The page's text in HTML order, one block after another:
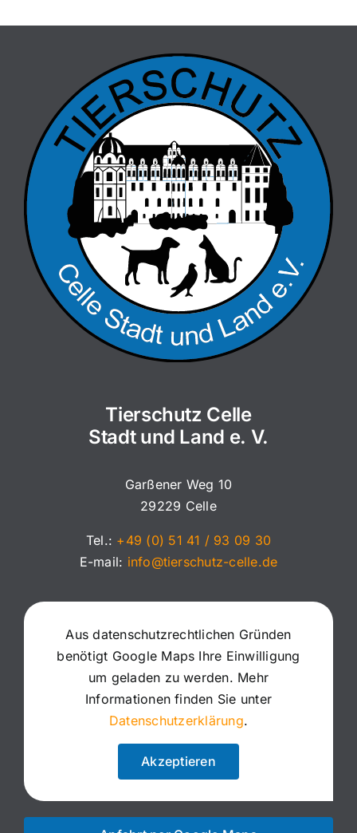
Tierschutz Celle
Stadt und Land e. V.
Garßener Weg 10
29229 Celle
Tel.: +49 (0) 51 41 / 93 09 30
E-mail: info@tierschutz-celle.de
Aus datenschutzrechtlichen Gründen
benötigt Google Maps Ihre Einwilligung
um geladen zu werden. Mehr
Informationen finden Sie unter
Datenschutzerklärung.
Akzeptieren